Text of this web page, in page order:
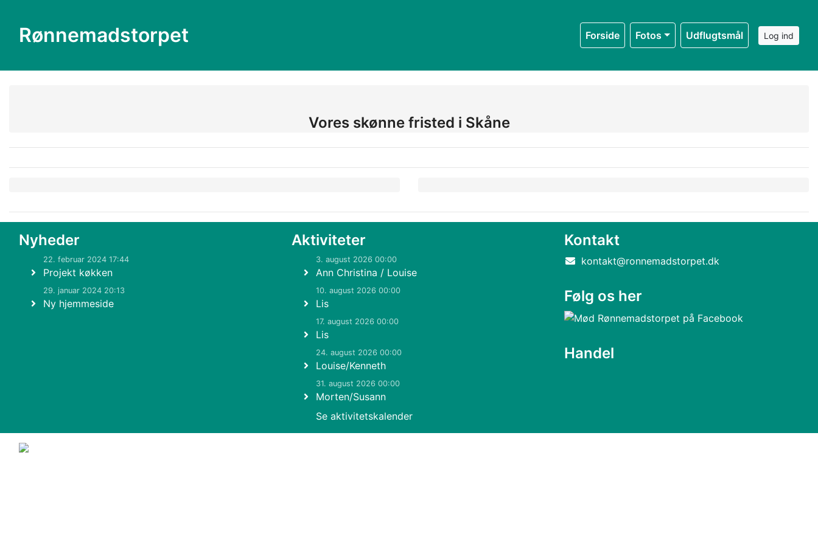
Rønnemadstorpet Forside Fotos Udflugtsmål Log ind
Vores skønne fristed i Skåne
Nyheder
22. februar 2024 17:44
Projekt køkken
29. januar 2024 20:13
Ny hjemmeside
Aktiviteter
3. august 2026 00:00
Ann Christina / Louise
10. august 2026 00:00
Lis
17. august 2026 00:00
Lis
24. august 2026 00:00
Louise/Kenneth
31. august 2026 00:00
Morten/Susann
Se aktivitetskalender
Kontakt
kontakt@ronnemadstorpet.dk
Følg os her
Handel